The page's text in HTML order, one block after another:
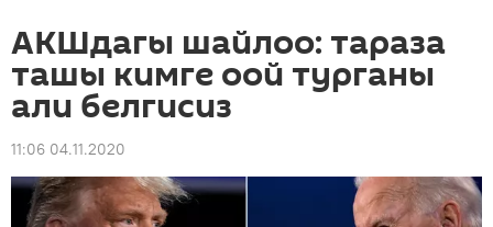
АКШдагы шайлоо: тараза
ташы кимге оой турганы
али белгисиз
11:06 04.11.2020